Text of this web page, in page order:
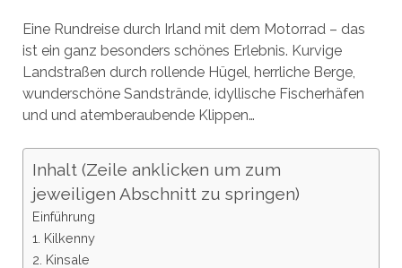
Eine Rundreise durch Irland mit dem Motorrad – das
ist ein ganz besonders schönes Erlebnis. Kurvige
Landstraßen durch rollende Hügel, herrliche Berge,
wunderschöne Sandstrände, idyllische Fischerhäfen
und und atemberaubende Klippen…
Inhalt (Zeile anklicken um zum
jeweiligen Abschnitt zu springen)
Einführung
1. Kilkenny
2. Kinsale